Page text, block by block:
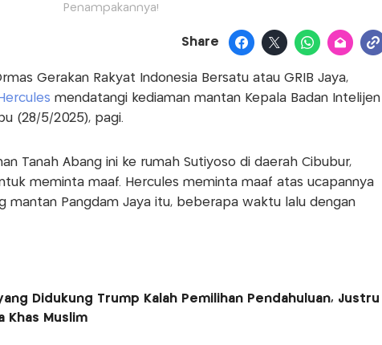
Penampakannya!
Share
Gerakan Rakyat Indonesia Bersatu atau GRIB Jaya,
Hercules mendatangi kediaman mantan Kepala Badan Intelijen
(28/5/2025), pagi.
Tanah Abang ini ke rumah Sutiyoso di daerah Cibubur,
meminta maaf. Hercules meminta maaf atas ucapannya
mantan Pangdam Jaya itu, beberapa waktu lalu dengan
Didukung Trump Kalah Pemilihan Pendahuluan, Justru
Khas Muslim